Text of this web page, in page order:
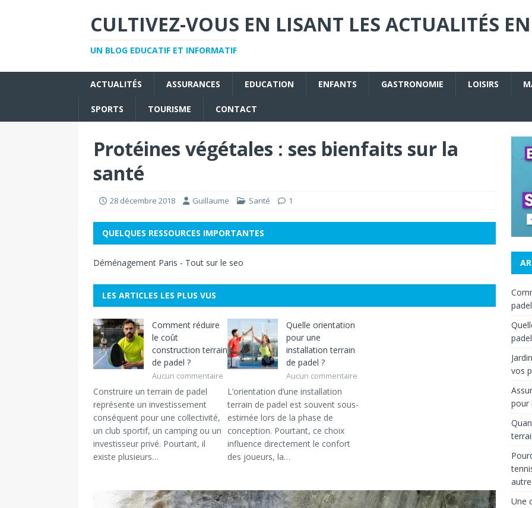
CULTIVEZ-VOUS EN LISANT LES ACTUALITÉS
UN BLOG EDUCATIF ET INFORMATIF
ACTUALITÉS ASSURANCES EDUCATION ENFANTS GASTRONOMIE LOISIRS
SPORTS TOURISME CONTACT
Protéines végétales : ses bienfaits sur la
santé
28 décembre 2018 Guillaume Santé 1
QUELQUES RESSOURCES IMPORTANTES
Déménagement Paris - Tout sur le seo
LES ARTICLES LES PLUS VUS
Comment réduire
le coût
construction terrain
de padel ?
Aucun commentaire
Construire un terrain de padel
représente un investissement
conséquent pour une collectivité,
un club sportif, un camping ou un
investisseur privé. Pourtant, il
existe plusieurs…
Quelle orientation
pour une
installation terrain
de padel ?
Aucun commentaire
L’orientation d’une installation
terrain de padel est souvent sous-
estimée lors de la phase de
conception. Pourtant, ce choix
influence directement le confort
des joueurs, la…
vos
pour
Une